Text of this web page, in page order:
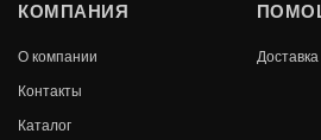
ДУХОВОЙ ШКАФ
14 880
КОМПАНИЯ
О компании
Контакты
Каталог